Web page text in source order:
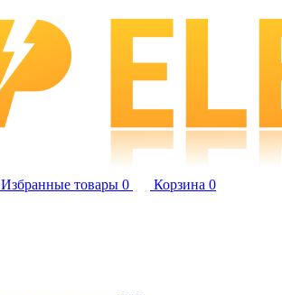
Избранные товары 0 Корзина 0